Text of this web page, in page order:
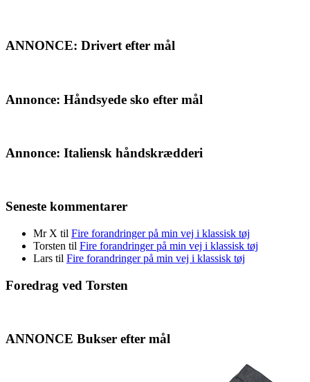
ANNONCE: Drivert efter mål
Annonce: Håndsyede sko efter mål
Annonce: Italiensk håndskrædderi
Seneste kommentarer
Mr X til Fire forandringer på min vej i klassisk tøj
Torsten til Fire forandringer på min vej i klassisk tøj
Lars til Fire forandringer på min vej i klassisk tøj
Foredrag ved Torsten
ANNONCE Bukser efter mål